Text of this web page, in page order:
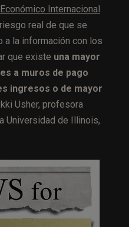
Internacional
real de que se
a la información con los
que existe una mayor
a muros de pago
ingresos o de mayor
Usher, profesora
Universidad de Illinois,